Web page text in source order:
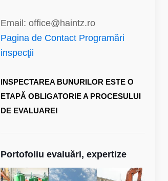
Email: office@haintz.ro
Pagina de Contact Programări
inspecţii
INSPECTAREA BUNURILOR ESTE O
ETAPĂ OBLIGATORIE A PROCESULUI
DE EVALUARE!
Portofoliu evaluări, expertize